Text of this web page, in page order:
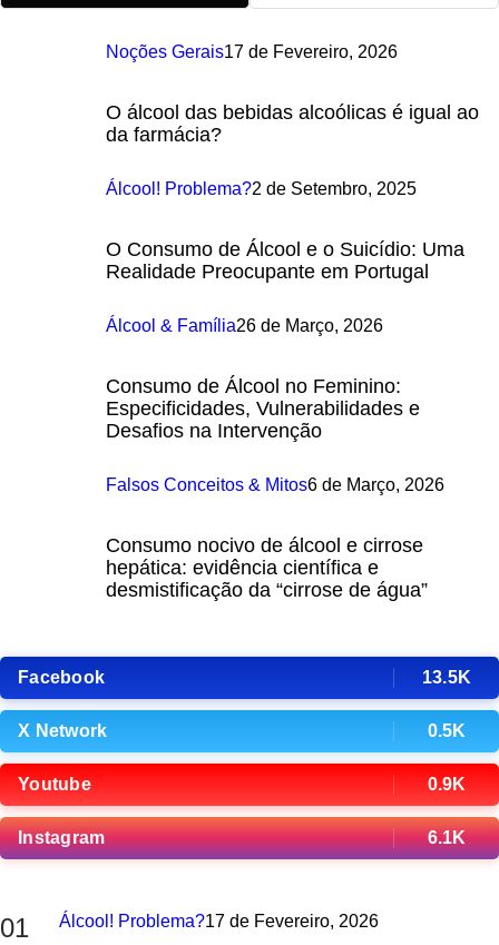
Noções Gerais17 de Fevereiro, 2026
O álcool das bebidas alcoólicas é igual ao
da farmácia?
Álcool! Problema?2 de Setembro, 2025
O Consumo de Álcool e o Suicídio: Uma
Realidade Preocupante em Portugal
Álcool & Família26 de Março, 2026
Consumo de Álcool no Feminino:
Especificidades, Vulnerabilidades e
Desafios na Intervenção
Falsos Conceitos & Mitos6 de Março, 2026
Consumo nocivo de álcool e cirrose
hepática: evidência científica e
desmistificação da “cirrose de água”
Facebook 13.5K
X Network 0.5K
Youtube 0.9K
Instagram 6.1K
01 Álcool! Problema?17 de Fevereiro, 2026